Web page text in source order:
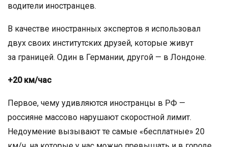
водители иностранцев.
В качестве иностранных экспертов я использовал
двух своих институтских друзей, которые живут
за границей. Один в Германии, другой — в Лондоне.
+20 км/час
Первое, чему удивляются иностранцы в РФ —
россияне массово нарушают скоростной лимит.
Недоумение вызывают те самые «бесплатные» 20